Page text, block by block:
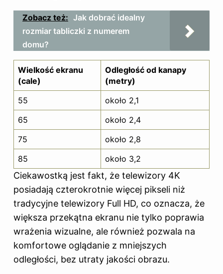
Zobacz też: Jak dobrać idealny
rozmiar tabliczki z numerem
domu?
Wielkość ekranu
(cale)
Odległość od kanapy
(metry)
55
około 2,1
65
około 2,4
75
około 2,8
85
około 3,2
Ciekawostką jest fakt, że telewizory 4K
posiadają czterokrotnie więcej pikseli niż
tradycyjne telewizory Full HD, co oznacza, że
większa przekątna ekranu nie tylko poprawia
wrażenia wizualne, ale również pozwala na
komfortowe oglądanie z mniejszych
odległości, bez utraty jakości obrazu.